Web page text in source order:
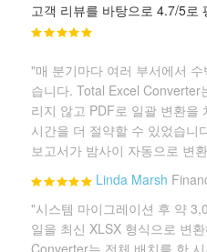
고객 리뷰를 바탕으로 4.7/5로
"매 분기마다 여러 부서에서
습니다. Total Excel
리지 않고 PDF로 일괄 변환을
시간을 더 절약할 수 있었습니
보고서가 밤사이 자동으로 변
Linda Marsh
"시스템 마이그레이션 후 약
일을 최신 XLSX 형식으로 변